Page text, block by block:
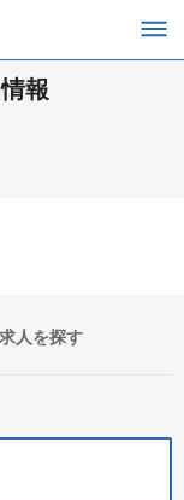
報
人を探す